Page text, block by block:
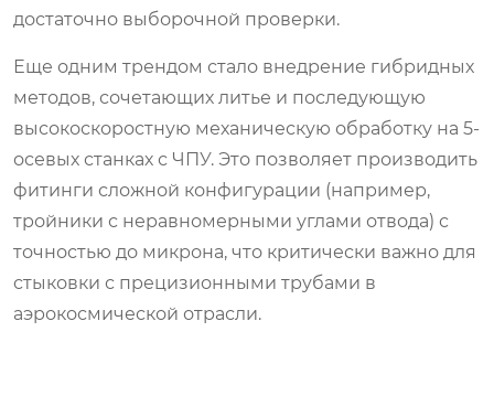
достаточно выборочной проверки.
Еще одним трендом стало внедрение гибридных
методов, сочетающих литье и последующую
высокоскоростную механическую обработку на 5-
осевых станках с ЧПУ. Это позволяет производить
фитинги сложной конфигурации (например,
тройники с неравномерными углами отвода) с
точностью до микрона, что критически важно для
стыковки с прецизионными трубами в
аэрокосмической отрасли.